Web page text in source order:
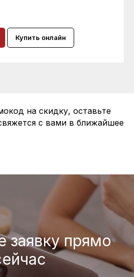
Купить онлайн
на скидку, оставьте
с вами в ближайшее
заявку прямо